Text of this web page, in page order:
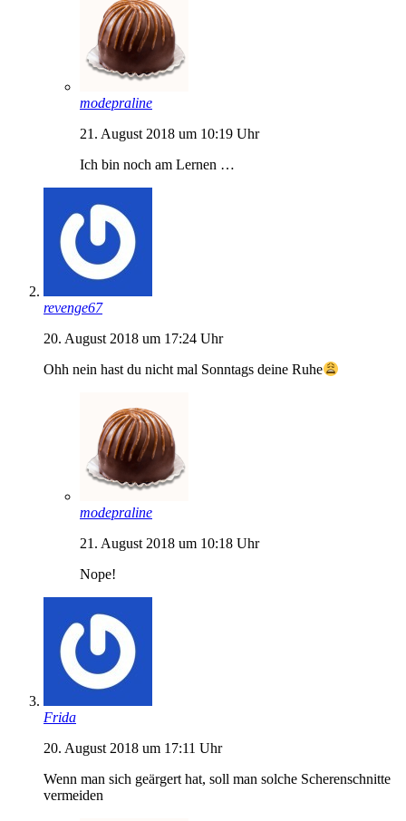
modepraline
21. August 2018 um 10:19 Uhr
Ich bin noch am Lernen …
revenge67
20. August 2018 um 17:24 Uhr
Ohh nein hast du nicht mal Sonntags deine Ruhe
modepraline
21. August 2018 um 10:18 Uhr
Nope!
Frida
20. August 2018 um 17:11 Uhr
Wenn man sich geärgert hat, soll man solche Scherenschnitte
vermeiden